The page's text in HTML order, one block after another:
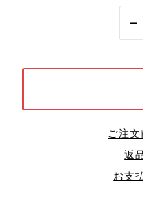
-
ご注
返
お支